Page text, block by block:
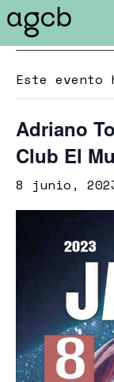
« Todos los
Este evento
Adriano
Club El
8 junio,